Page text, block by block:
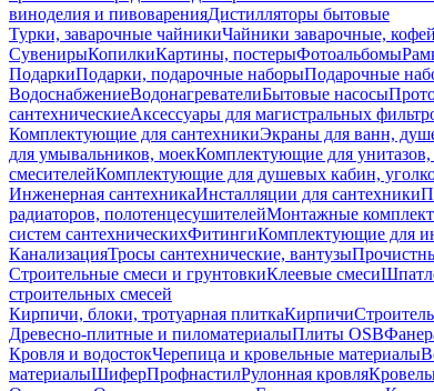
виноделия и пивоваренияДистилляторы бытовые
Турки, заварочные чайникиЧайники заварочные,
СувенирыКопилкиКартины, постерыФотоальбомы
ПодаркиПодарки, подарочные наборыПодарочные
ВодоснабжениеВодонагревателиБытовые насосы
сантехническиеАксессуары для магистральных
Комплектующие для сантехникиЭкраны для ванн,
для умывальников, моекКомплектующие для унитазов,
смесителейКомплектующие для душевых кабин,
Инженерная сантехникаИнсталляции для сантехники
радиаторов, полотенцесушителейМонтажные
систем сантехническихФитингиКомплектующие для
КанализацияТросы сантехнические, вантузы
Строительные смеси и грунтовкиКлеевые смеси
строительных смесей
Кирпичи, блоки, тротуарная плиткаКирпичи
Древесно-плитные и пиломатериалыПлиты OSB
Кровля и водостокЧерепица и кровельные материалы
материалыШиферПрофнастилРулонная кровля